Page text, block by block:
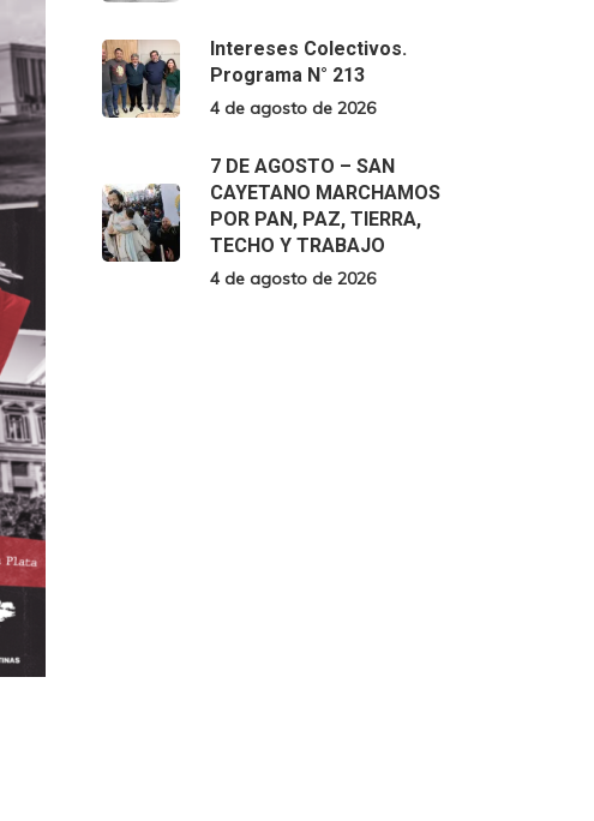
Intereses Colectivos.
Programa N° 213
4 de agosto de 2026
7 DE AGOSTO – SAN
CAYETANO MARCHAMOS
POR PAN, PAZ, TIERRA,
TECHO Y TRABAJO
4 de agosto de 2026